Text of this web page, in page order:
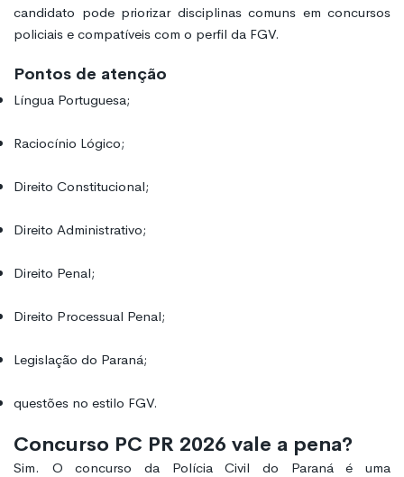
candidato pode priorizar disciplinas comuns em concursos
policiais e compatíveis com o perfil da FGV.
Pontos de atenção
Língua Portuguesa;
Raciocínio Lógico;
Direito Constitucional;
Direito Administrativo;
Direito Penal;
Direito Processual Penal;
Legislação do Paraná;
questões no estilo FGV.
Concurso PC PR 2026 vale a pena?
Sim. O concurso da Polícia Civil do Paraná é uma